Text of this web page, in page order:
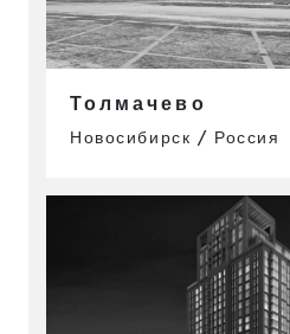
Толмачево
Новосибирск / Россия